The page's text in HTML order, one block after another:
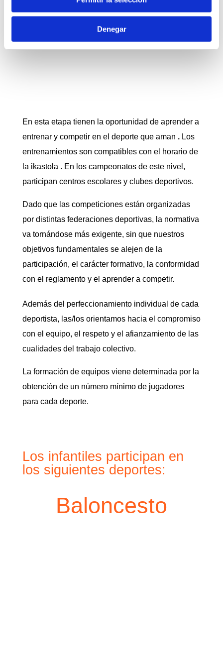
Denegar
horario de la ikastola.
En esta etapa tienen la oportunidad de aprender a
entrenar y competir en el deporte que aman . Los
entrenamientos son compatibles con el horario de
la ikastola . En los campeonatos de este nivel,
participan centros escolares y clubes deportivos.
Dado que las competiciones están organizadas
por distintas federaciones deportivas, la normativa
va tornándose más exigente, sin que nuestros
objetivos fundamentales se alejen de la
participación, el carácter formativo, la conformidad
con el reglamento y el aprender a competir.
Además del perfeccionamiento individual de cada
deportista, las/los orientamos hacia el compromiso
con el equipo, el respeto y el afianzamiento de las
cualidades del trabajo colectivo.
La formación de equipos viene determinada por la
obtención de un número mínimo de jugadores
para cada deporte.
Los infantiles participan en
los siguientes deportes:
Baloncesto